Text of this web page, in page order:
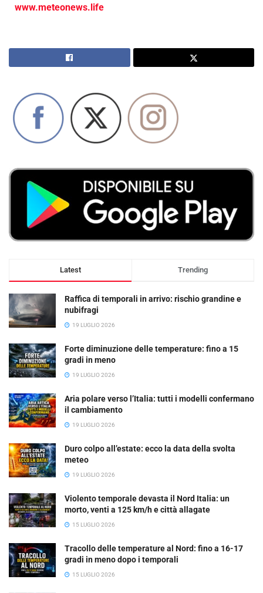
www.meteonews.life
Latest Trending
Raffica di temporali in arrivo: rischio grandine e
nubifragi
19 LUGLIO 2026
Forte diminuzione delle temperature: fino a 15
gradi in meno
19 LUGLIO 2026
Aria polare verso l’Italia: tutti i modelli confermano
il cambiamento
19 LUGLIO 2026
Duro colpo all’estate: ecco la data della svolta
meteo
19 LUGLIO 2026
Violento temporale devasta il Nord Italia: un
morto, venti a 125 km/h e città allagate
15 LUGLIO 2026
Tracollo delle temperature al Nord: fino a 16-17
gradi in meno dopo i temporali
15 LUGLIO 2026